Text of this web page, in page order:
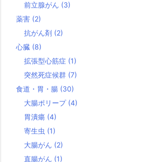
前立腺がん (3)
薬害 (2)
抗がん剤 (2)
心臓 (8)
拡張型心筋症 (1)
突然死症候群 (7)
食道・胃・腸 (30)
大腸ポリープ (4)
胃潰瘍 (4)
寄生虫 (1)
大腸がん (2)
直腸がん (1)